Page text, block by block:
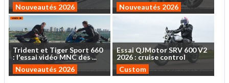
Nouveautés 2026
Nouveautés 2026
Trident et Tiger Sport 660
: l'essaividéoMNCdes ...
Nouveautés 2026
EssaiQJMotor SRV 600V2
2026 : cruise control
Custom